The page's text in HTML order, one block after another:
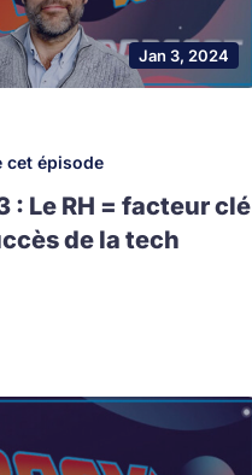
Jan 3, 2024
cet épisode
: Le RH = facteur clé
de la tech